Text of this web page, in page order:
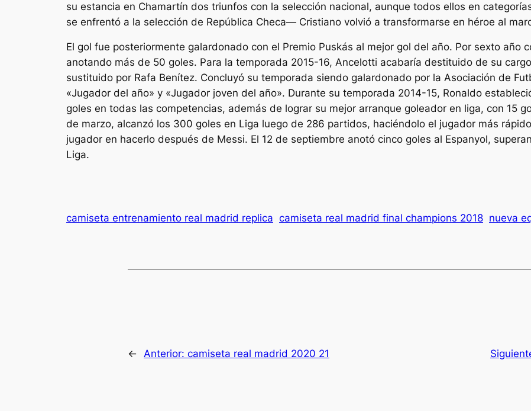
su estancia en Chamartín dos triunfos con la selección nacional, aunque todos ellos en
se enfrentó a la selección de República Checa— Cristiano volvió a transformarse en héroe al
El gol fue posteriormente galardonado con el Premio Puskás al mejor gol del año. Por sexto año
anotando más de 50 goles. Para la temporada 2015-16, Ancelotti acabaría destituido de su
sustituido por Rafa Benítez. Concluyó su temporada siendo galardonado por la Asociación de
«Jugador del año» y «Jugador joven del año». Durante su temporada 2014-15, Ronaldo
goles en todas las competencias, además de lograr su mejor arranque goleador en liga, con 15
de marzo, alcanzó los 300 goles en Liga luego de 286 partidos, haciéndolo el jugador más
jugador en hacerlo después de Messi. El 12 de septiembre anotó cinco goles al Espanyol,
Liga.
camiseta entrenamiento real madrid replica camiseta real madrid final champions 2018 nueva
← Anterior: camiseta real madrid 2020 21